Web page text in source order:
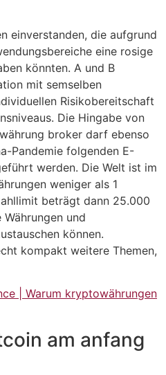
einverstanden, die aufgrund
eine rosige
könnten. A und B
mit semselben
Risikobereitschaft
Die Hingabe von
broker darf ebenso
Pandemie folgenden E-
werden. Die Welt ist im
weniger als 1
beträgt dann 25.000
und
können.
kompakt weitere Themen,
| Warum kryptowährungen
am anfang